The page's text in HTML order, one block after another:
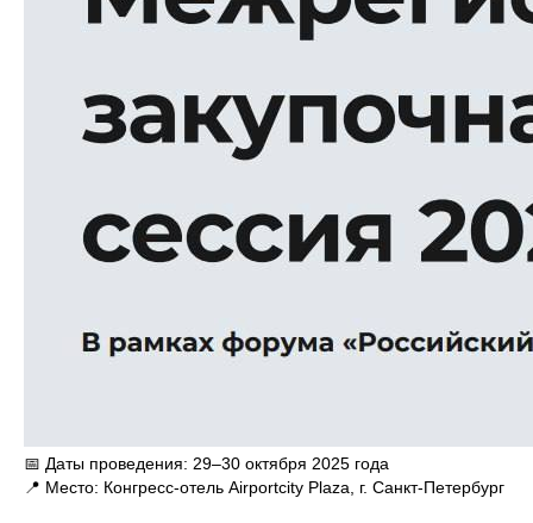
📅 Даты проведения: 29–30 октября 2025 года
📍 Место: Конгресс-отель Airportcity Plaza, г. Санкт-Петербург